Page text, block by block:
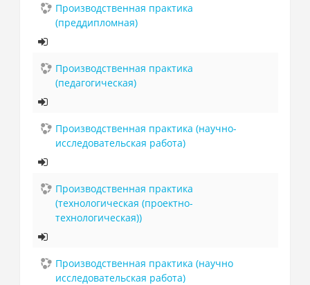
Производственная практика
(преддипломная)
Производственная практика
(педагогическая)
Производственная практика (научно-
исследовательская работа)
Производственная практика
(технологическая (проектно-
технологическая))
Производственная практика (научно
исследовательская работа)